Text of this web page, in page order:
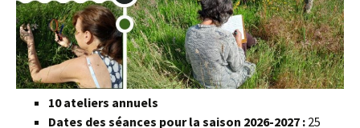
10 ateliers annuels
Dates des séances pour la saison 2026-2027 : 25